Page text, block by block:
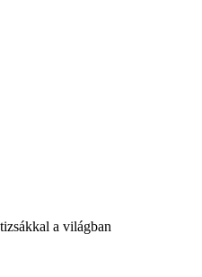
a világban